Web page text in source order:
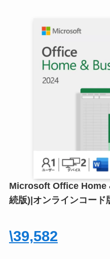
Microsoft Office Home
続版)|オンラインコード
\39,582